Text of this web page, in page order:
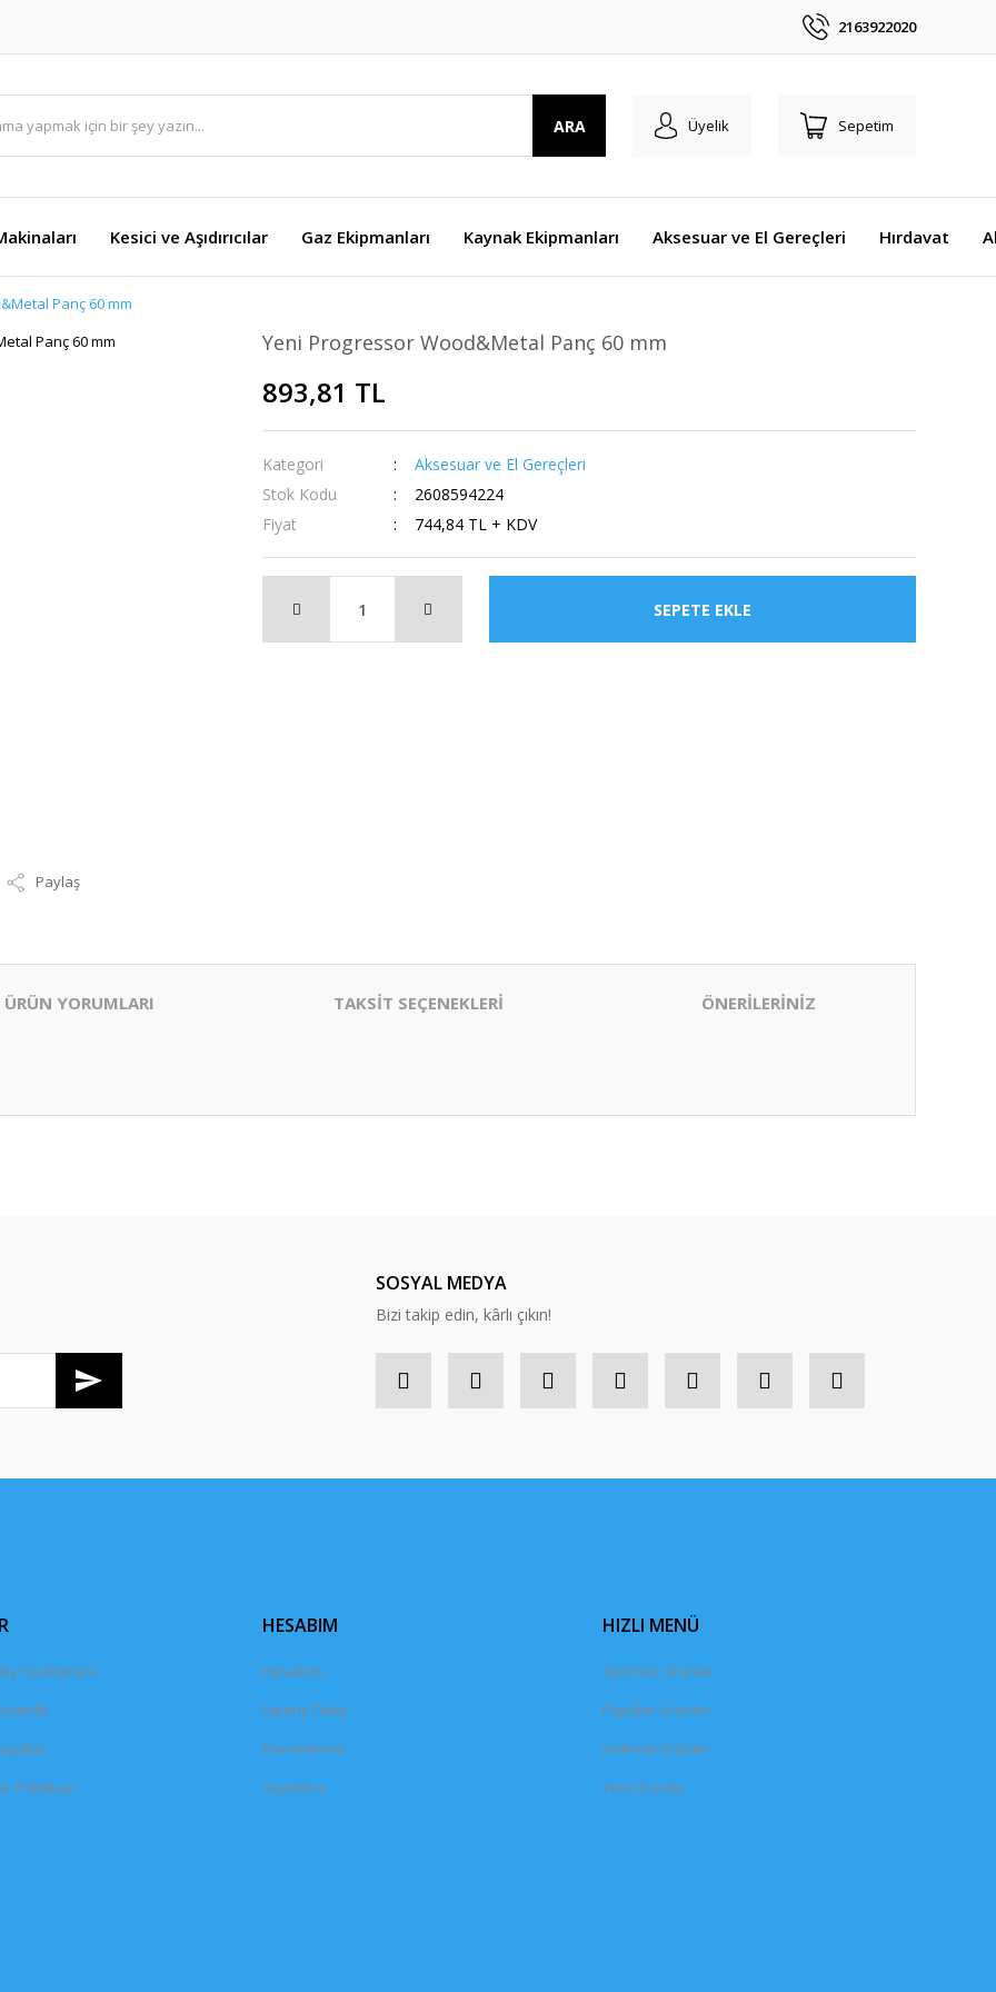
2163922020
ARA Üyelik Sepetim
Kesici ve Aşıdırıcılar Gaz Ekipmanları Kaynak Ekipmanları Aksesuar ve El Gereçleri Hırdavat
Panç 60 mm
Paylaş
Yeni Progressor Wood&Metal Panç 60 mm
893,81 TL
Kategori
Aksesuar ve El Gereçleri
Stok Kodu
2608594224
Fiyat
744,84 TL + KDV
SEPETE EKLE
ÜRÜN YORUMLARI TAKSİT SEÇENEKLERİ ÖNERİLERİNİZ
SOSYAL MEDYA
Bizi takip edin, kârlı çıkın!
Sözleşmesi
Politikası
HESABIM
Hesabım
Sipariş Takip
Favorileriniz
Sepetiniz
HIZLI MENÜ
Sponsor Ürünler
Popüler Ürünler
İndirimli Ürünler
Yeni Ürünler